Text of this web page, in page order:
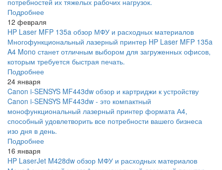
Подробнее
12 февраля
HP Laser MFP 135a обзор МФУ и расходных материалов
Многофункциональный лазерный принтер HP Laser MFP 135a
A4 Mono станет отличным выбором для загруженных офисов,
которым требуется быстрая печать.
Подробнее
24 января
Canon i-SENSYS MF443dw обзор и картриджи к устройству
Canon i-SENSYS MF443dw - это компактный
монофункциональный лазерный принтер формата А4,
способный удовлетворить все потребности вашего бизнеса
изо дня в день.
Подробнее
16 января
HP LaserJet M428dw обзор МФУ и расходных материалов